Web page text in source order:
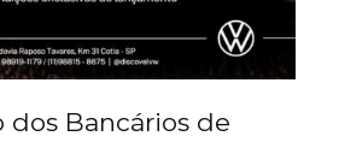
dos Bancários de